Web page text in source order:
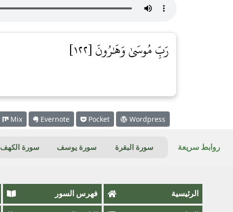
رَبِّ مُوسَىٰ وَهَٰرُونَ [١٢٢]
Mix Evernote Pocket Wordpress
روابط سريعة سورة البقرة سورة يوسف سورة الكهف
الرئيسية فهرس السور